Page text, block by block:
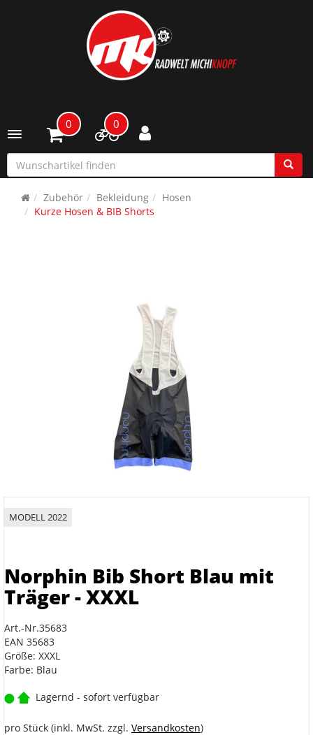
Toggle navigation
0 0
Zubehör Bekleidung
Hosen
Kurze Hosen & BIB Shorts
MODELL 2022
Norphin Bib Short Blau mit
Träger - XXXL
Art.-Nr.35683
EAN 35683
Größe: XXXL
Farbe: Blau
Lagernd - sofort verfügbar
pro Stück (inkl. MwSt. zzgl. Versandkosten)